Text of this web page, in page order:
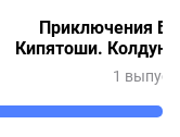
Приключения
Кипятоши.
1 выпуск